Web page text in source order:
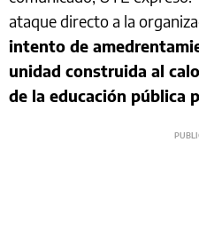
ataque directo a la
intento de
unidad construida al
de la educación pública